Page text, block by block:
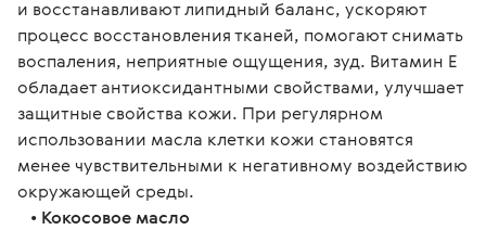
и восстанавливают липидный баланс, ускоряют
процесс восстановления тканей, помогают снимать
воспаления, неприятные ощущения, зуд. Витамин Е
обладает антиоксидантными свойствами, улучшает
защитные свойства кожи. При регулярном
использовании масла клетки кожи становятся
менее чувствительными к негативному воздействию
окружающей среды.
• Кокосовое масло